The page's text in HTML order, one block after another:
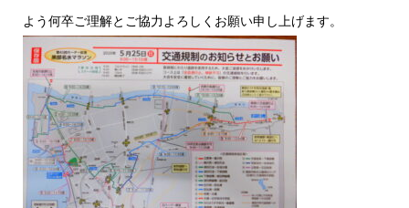
よう何卒ご理解とご協力よろしくお願い申し上げます。